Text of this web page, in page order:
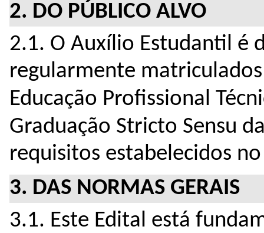
2. DO PÚBLICO ALVO
2.1. O Auxílio Estudantil é
regularmente
Educação Profissional
Graduação Stricto Sensu
requisitos estabelecidos
3. DAS NORMAS GERAIS
3.1. Este Edital está